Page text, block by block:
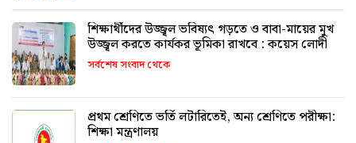
শিক্ষার্থীদের উজ্জ্বল ভবিষ্যৎ গড়তে ও বাবা-মায়ের মুখ
উজ্জ্বল করতে কার্যকর ভূমিকা রাখবে : কয়েস লোদী
সর্বশেষ সংবাদ থেকে
প্রথম শ্রেণিতে ভর্তি লটারিতেই, অন্য শ্রেণিতে পরীক্ষা:
শিক্ষা মন্ত্রণালয়